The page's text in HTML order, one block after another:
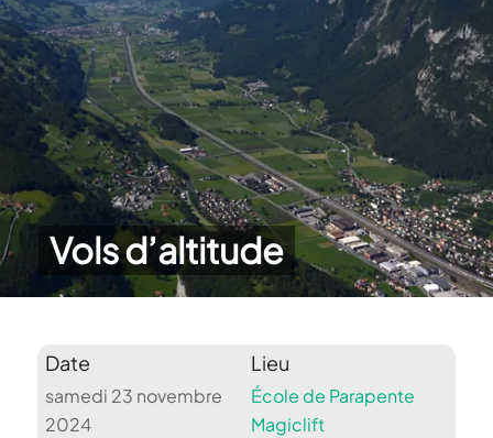
Vols d’altitude
Date
samedi 23 novembre
2024
Lieu
École de Parapente
Magiclift